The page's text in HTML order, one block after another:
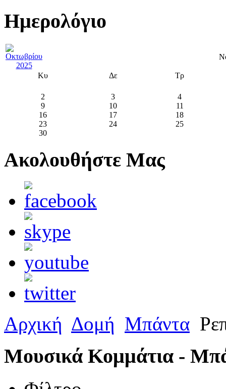
Ημερολόγιο
Κυ Δε Τρ
2 3
4
9
10
11
16
17
18
23
24
25
30
Ακολουθήστε Μας
Αρχική Δομή Μπάντα
Μουσικά Κομμάτια -